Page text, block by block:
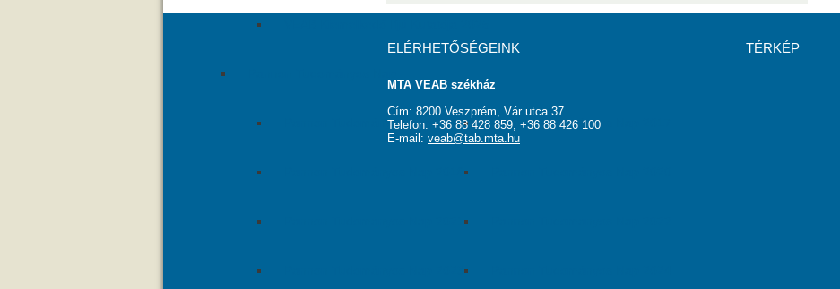
Pannon Tudományos Nap 2016 Pannon Tudományos Nap 2017
ELÉRHETŐSÉGEINK
MTA VEAB székház
Cím: 8200 Veszprém, Vár utca 37.
Telefon: +36 88 428 859; +36 88 426 100
E-mail: veab@tab.mta.hu
TÉRKÉP